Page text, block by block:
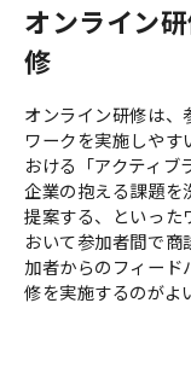
オンライン
修
オンライン研修は、
ワークを実施しや
おける「アクティブ
企業の抱える課題を
提案する、といった
おいて参加者間で
加者からのフィー
修を実施するのがよ